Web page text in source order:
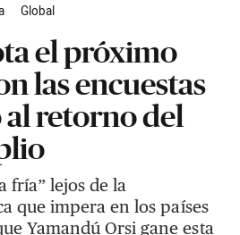
Global
el próximo
las encuestas
retorno del
fría” lejos de la
que impera en los países
Yamandú Orsi gane esta